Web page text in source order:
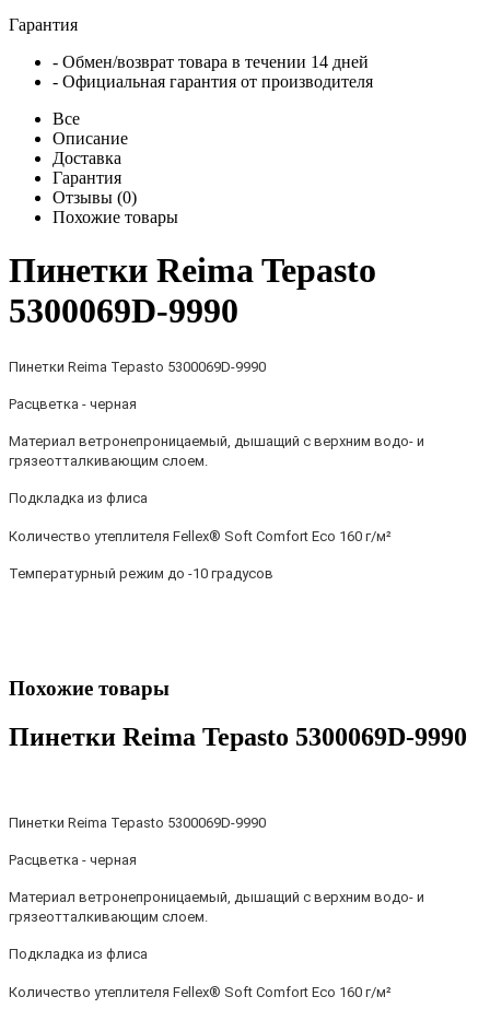
Гарантия
- Обмен/возврат товара в течении 14 дней
- Официальная гарантия от производителя
Все
Описание
Доставка
Гарантия
Отзывы (0)
Похожие товары
Пинетки Reima Tepasto
5300069D-9990
Пинетки Reima Tepasto 5300069D-9990
Расцветка - черная
Материал ветронепроницаемый, дышащий с верхним водо- и
грязеотталкивающим слоем.
Подкладка из флиса
Количество утеплителя Fellex® Soft Comfort Eco 160 г/м²
Температурный режим до -10 градусов
Похожие товары
Пинетки Reima Tepasto 5300069D-9990
Пинетки Reima Tepasto 5300069D-9990
Расцветка - черная
Материал ветронепроницаемый, дышащий с верхним водо- и
грязеотталкивающим слоем.
Подкладка из флиса
Количество утеплителя Fellex® Soft Comfort Eco 160 г/м²